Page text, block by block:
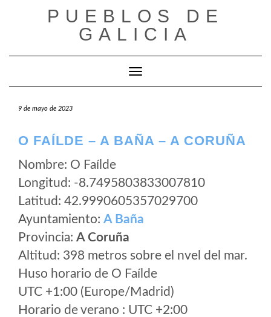
PUEBLOS DE
GALICIA
Cambiar modo de navegación
9 de mayo de 2023
O FAÍLDE – A BAÑA – A CORUÑA
Nombre: O Faílde
Longitud: -8.7495803833007810
Latitud: 42.9990605357029700
Ayuntamiento: A Baña
Provincia: A Coruña
Altitud: 398 metros sobre el nvel del mar.
Huso horario de O Faílde
UTC +1:00 (Europe/Madrid)
Horario de verano : UTC +2:00